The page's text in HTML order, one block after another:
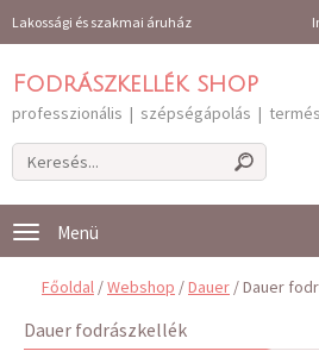
Lakossági és szakmai áruház
Fodrászkellék shop
professzionális | szépségápolás |
Toggle
navigation
Főoldal /Webshop /Dauer / Dauer
Dauer fodrászkellék